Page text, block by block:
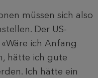
müssen sich also
Der US-
ich Anfang
hätte ich gute
Ich hätte ein